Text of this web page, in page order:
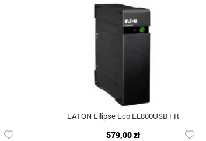
EATON Ellipse Eco EL800USB FR
579,00 zł